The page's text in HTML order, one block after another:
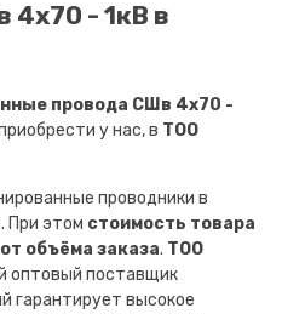
4х70 - 1кВ в
провода СШв 4х70 -
у нас, в ТОО
проводники в
При этом стоимость товара
объёма заказа. ТОО
оптовый поставщик
гарантирует высокое